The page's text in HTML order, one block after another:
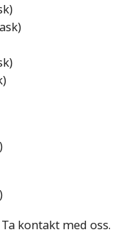
kontakt med oss.